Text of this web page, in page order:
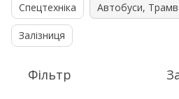
Спецтехніка Автобуси,
Залізниця
Фільтр